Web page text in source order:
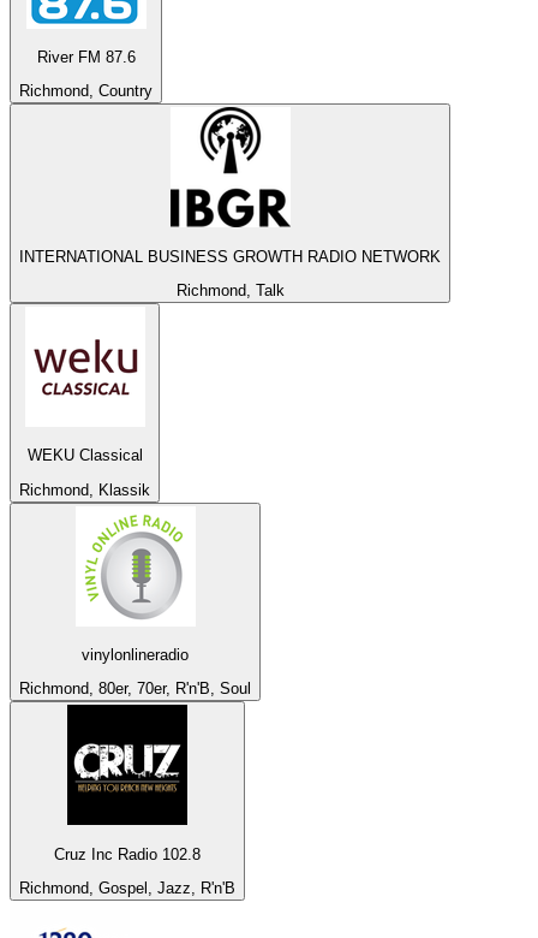
River FM 87.6
Richmond, Country
INTERNATIONAL BUSINESS GROWTH RADIO NETWORK
Richmond, Talk
WEKU Classical
Richmond, Klassik
vinylonlineradio
Richmond, 80er, 70er, R'n'B, Soul
Cruz Inc Radio 102.8
Richmond, Gospel, Jazz, R'n'B